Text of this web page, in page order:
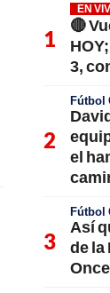
EN
🔴
3,
Fútbol
el
Fútbol
Así
de la